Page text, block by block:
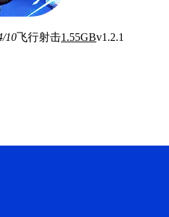
10飞行射击1.55GBv1.2.1